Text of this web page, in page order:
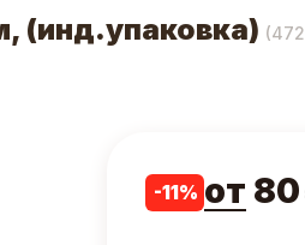
(инд.упаковка) (
-11% от 80